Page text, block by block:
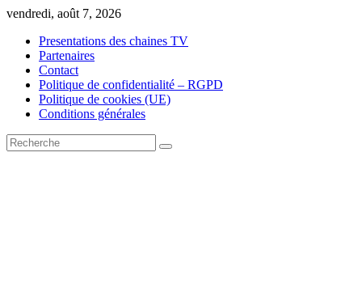
Skip
content
vendredi, août 7, 2026
Presentations des chaines TV
Partenaires
Contact
Politique de confidentialité – RGPD
Politique de cookies (UE)
Conditions générales